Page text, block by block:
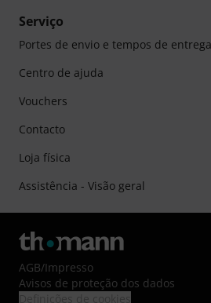
Serviço
Portes de envio e tempos de entrega
Centro de ajuda
Vouchers
Contacto
Loja física
Assistência - Visão geral
AGB/Impresso
Avisos de proteção dos dados